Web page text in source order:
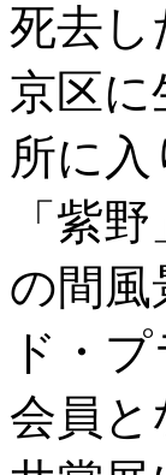
死去し
京区に
所に入
「紫
の間風
ド・
会員と